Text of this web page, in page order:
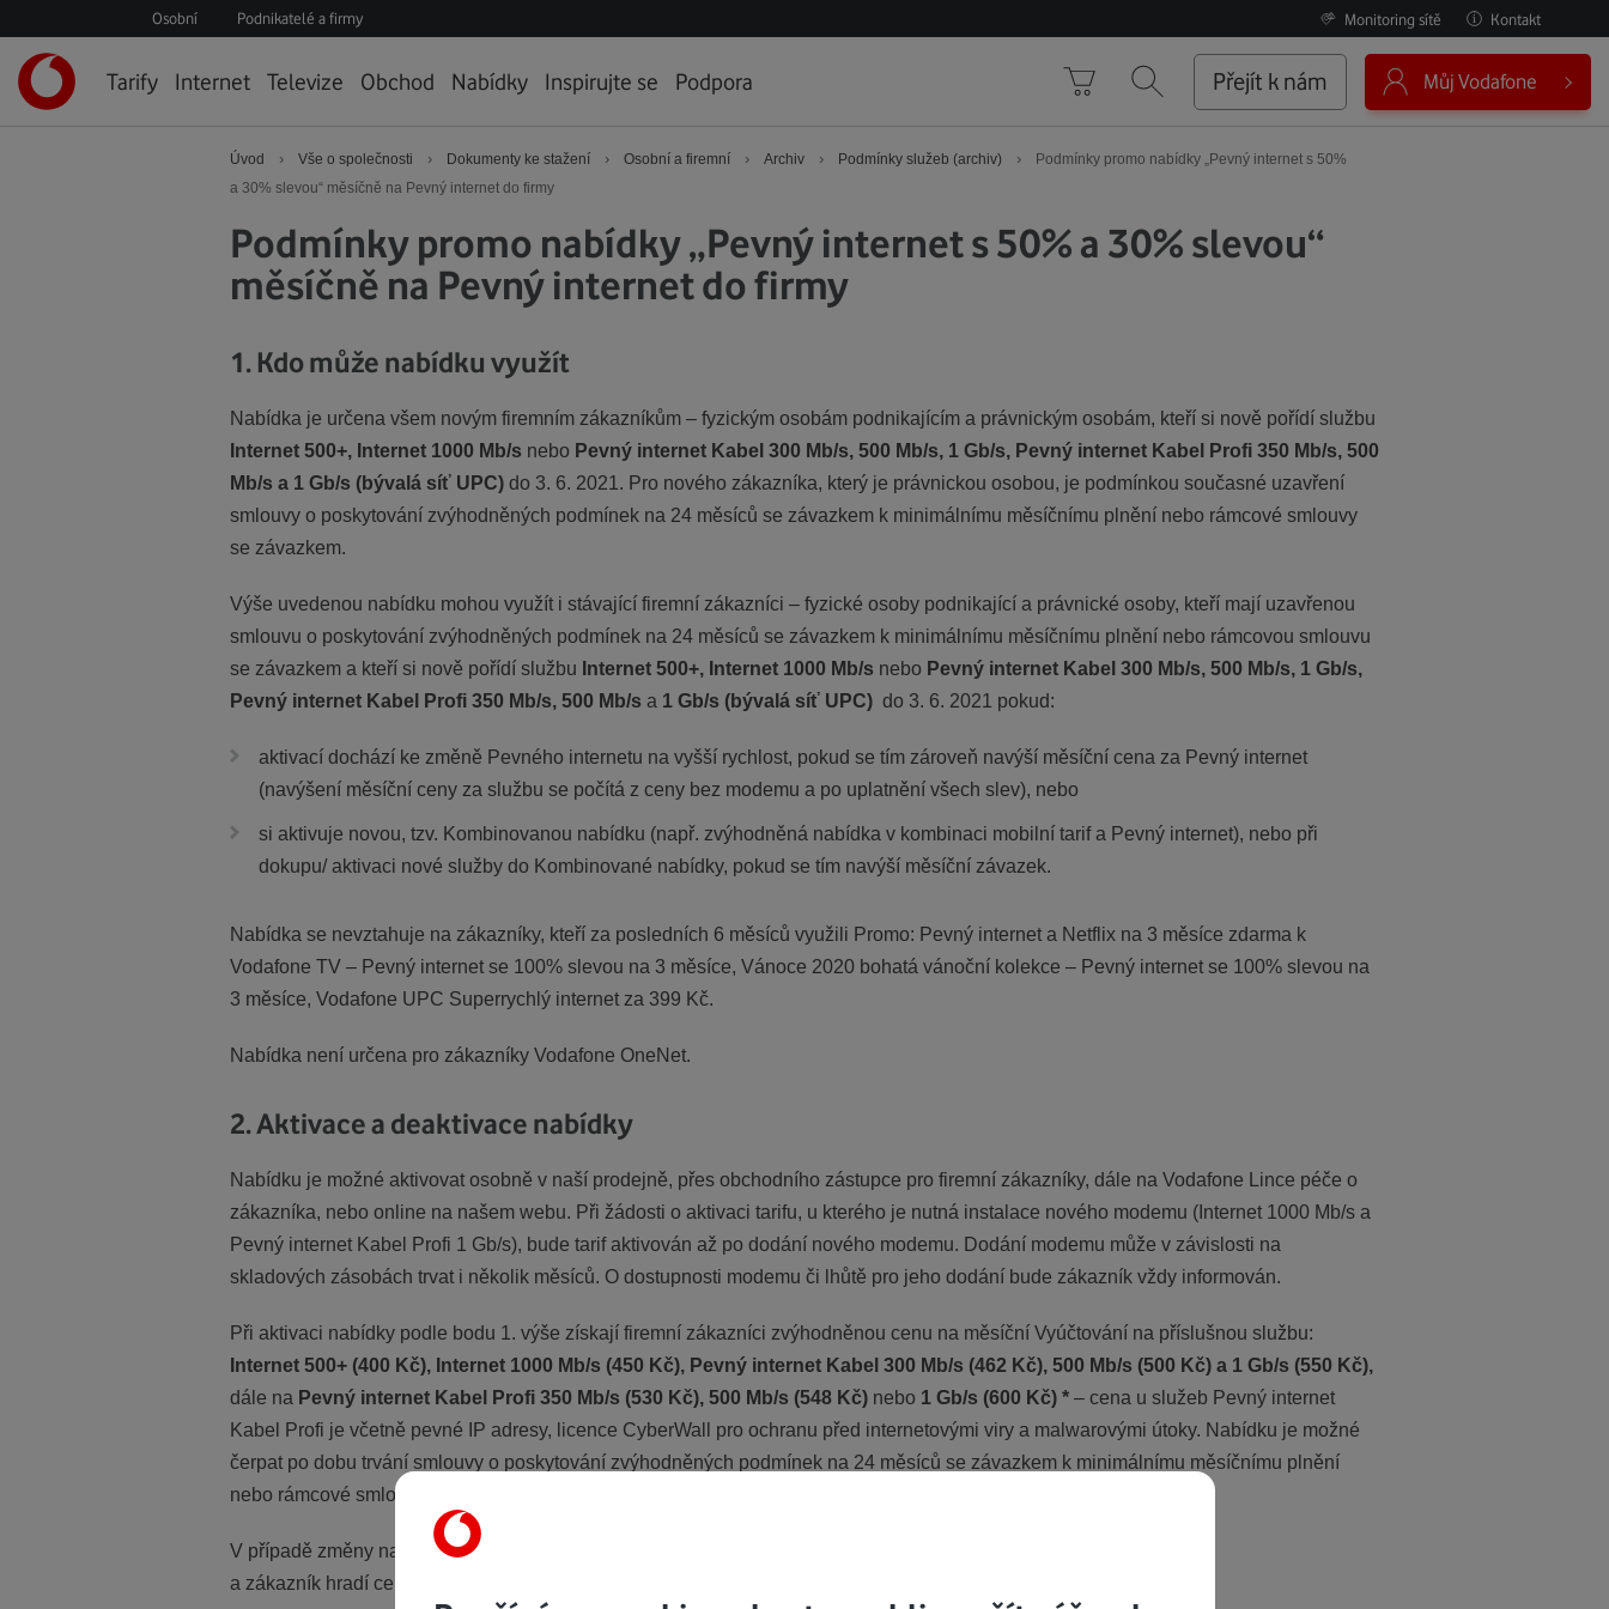
Kontakt
Monitoring sítě
Osobní Podnikatelé a firmy
stránkaTarify Internet Televize Obchod Nabídky Inspirujte se Podpora Košík
VyhledáváníPřejít k nám Můj Vodafone
Úvod › Vše o společnosti › Dokumenty ke stažení › Osobní a firemní › Archiv › Podmínky služeb (archiv) ›
Podmínky promo nabídky „Pevný internet s 50%
a 30% slevou“ měsíčně na Pevný internet do firmy
Podmínky promo nabídky „Pevný internet s 50% a 30% slevou“
měsíčně na Pevný internet do firmy
1. Kdo může nabídku využít
Nabídka je určena všem novým firemním zákazníkům – fyzickým osobám podnikajícím a právnickým osobám, kteří si nově pořídí službu
Internet 500+, Internet 1000 Mb/s nebo Pevný internet Kabel 300 Mb/s, 500 Mb/s, 1 Gb/s, Pevný internet Kabel Profi 350 Mb/s, 500
Mb/s a 1 Gb/s (bývalá síť UPC) do 3. 6. 2021. Pro nového zákazníka, který je právnickou osobou, je podmínkou současné uzavření
smlouvy o poskytování zvýhodněných podmínek na 24 měsíců se závazkem k minimálnímu měsíčnímu plnění nebo rámcové smlouvy
se závazkem.
Výše uvedenou nabídku mohou využít i stávající firemní zákazníci – fyzické osoby podnikající a právnické osoby, kteří mají uzavřenou
smlouvu o poskytování zvýhodněných podmínek na 24 měsíců se závazkem k minimálnímu měsíčnímu plnění nebo rámcovou smlouvu
se závazkem a kteří si nově pořídí službu Internet 500+, Internet 1000 Mb/s nebo Pevný internet Kabel 300 Mb/s, 500 Mb/s, 1 Gb/s,
Pevný internet Kabel Profi 350 Mb/s, 500 Mb/s a 1 Gb/s (bývalá síť UPC) do 3. 6. 2021 pokud:
aktivací dochází ke změně Pevného internetu na vyšší rychlost, pokud se tím zároveň navýší měsíční cena za Pevný internet
(navýšení měsíční ceny za službu se počítá z ceny bez modemu a po uplatnění všech slev), nebo
si aktivuje novou, tzv. Kombinovanou nabídku (např. zvýhodněná nabídka v kombinaci mobilní tarif a Pevný internet), nebo při
dokupu/ aktivaci nové služby do Kombinované nabídky, pokud se tím navýší měsíční závazek.
Nabídka se nevztahuje na zákazníky, kteří za posledních 6 měsíců využili Promo: Pevný internet a Netflix na 3 měsíce zdarma k
Vodafone TV – Pevný internet se 100% slevou na 3 měsíce, Vánoce 2020 bohatá vánoční kolekce – Pevný internet se 100% slevou na
3 měsíce, Vodafone UPC Superrychlý internet za 399 Kč.
Nabídka není určena pro zákazníky Vodafone OneNet.
2. Aktivace a deaktivace nabídky
Nabídku je možné aktivovat osobně v naší prodejně, přes obchodního zástupce pro firemní zákazníky, dále na Vodafone Lince péče o
zákazníka, nebo online na našem webu. Při žádosti o aktivaci tarifu, u kterého je nutná instalace nového modemu (Internet 1000 Mb/s a
Pevný internet Kabel Profi 1 Gb/s), bude tarif aktivován až po dodání nového modemu. Dodání modemu může v závislosti na
skladových zásobách trvat i několik měsíců. O dostupnosti modemu či lhůtě pro jeho dodání bude zákazník vždy informován.
Při aktivaci nabídky podle bodu 1. výše získají firemní zákazníci zvýhodněnou cenu na měsíční Vyúčtování na příslušnou službu:
Internet 500+ (400 Kč), Internet 1000 Mb/s (450 Kč), Pevný internet Kabel 300 Mb/s (462 Kč), 500 Mb/s (500 Kč) a 1 Gb/s (550 Kč),
dále na Pevný internet Kabel Profi 350 Mb/s (530 Kč), 500 Mb/s (548 Kč) nebo 1 Gb/s (600 Kč) * – cena u služeb Pevný internet
Kabel Profi je včetně pevné IP adresy, licence CyberWall pro ochranu před internetovými viry a malwarovými útoky. Nabídku je možné
čerpat po dobu trvání smlouvy o poskytování zvýhodněných podmínek na 24 měsíců se závazkem k minimálnímu měsíčnímu plnění
nebo rámcové smlouvy se závazkem dle bodu 1. výše, tzn. při ukončení smlouvy nárok na slevu zaniká.
V případě změny na jiný tarif (mimo dané promo) se sleva automaticky deaktivuje
a zákazník hradí cenu dle aktuálního ceníku.